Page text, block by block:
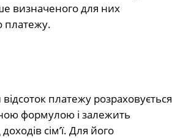
визначеного для них
платежу.
платежу розраховується
формулою і залежить
сім’ї. Для його